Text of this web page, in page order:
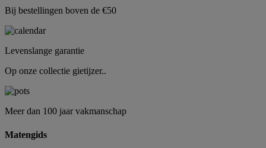
Bij bestellingen boven de €50
Levenslange garantie
Op onze collectie gietijzer..
Meer dan 100 jaar vakmanschap
Matengids